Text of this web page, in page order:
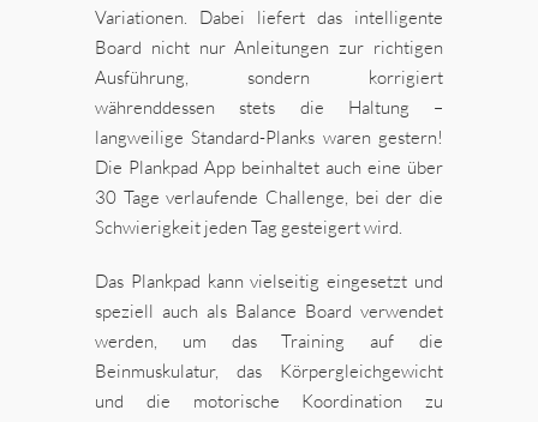
Variationen. Dabei liefert das intelligente
Board nicht nur Anleitungen zur richtigen
Ausführung, sondern korrigiert
währenddessen stets die Haltung –
langweilige Standard-Planks waren gestern!
Die Plankpad App beinhaltet auch eine über
30 Tage verlaufende Challenge, bei der die
Schwierigkeit jeden Tag gesteigert wird.
Das Plankpad kann vielseitig eingesetzt und
speziell auch als Balance Board verwendet
werden, um das Training auf die
Beinmuskulatur, das Körpergleichgewicht
und die motorische Koordination zu